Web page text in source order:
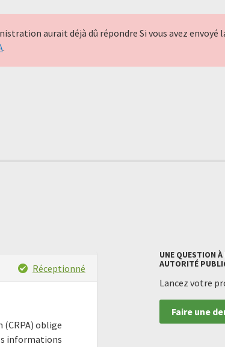
aurait déjà dû répondre Si vous avez envoyé
.
Réceptionné
oblige
informations
UNE QUESTION À
AUTORITÉ
Lancez votre
Faire une